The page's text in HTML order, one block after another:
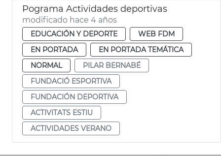
Pograma Actividades deportivas
modificado hace 4 años
EDUCACIÓN Y DEPORTE
WEB FDM
EN PORTADA
EN PORTADA TEMÁTICA
NORMAL
PILAR BERNABÉ
FUNDACIÓ ESPORTIVA
FUNDACIÓN DEPORTIVA
ACTIVITATS ESTIU
ACTIVIDADES VERANO